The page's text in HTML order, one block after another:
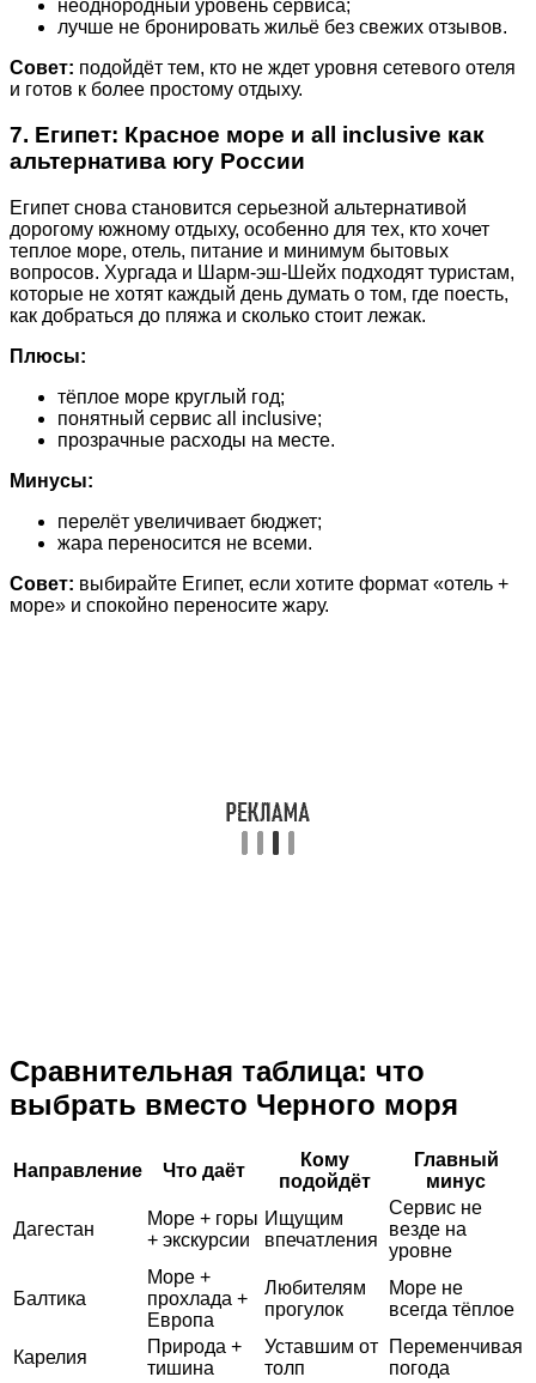
неоднородный уровень сервиса;
лучше не бронировать жильё без свежих отзывов.
Совет: подойдёт тем, кто не ждет уровня сетевого отеля
и готов к более простому отдыху.
7. Египет: Красное море и all inclusive как
альтернатива югу России
Египет снова становится серьезной альтернативой
дорогому южному отдыху, особенно для тех, кто хочет
теплое море, отель, питание и минимум бытовых
вопросов. Хургада и Шарм-эш-Шейх подходят туристам,
которые не хотят каждый день думать о том, где поесть,
как добраться до пляжа и сколько стоит лежак.
Плюсы:
тёплое море круглый год;
понятный сервис all inclusive;
прозрачные расходы на месте.
Минусы:
перелёт увеличивает бюджет;
жара переносится не всеми.
Совет: выбирайте Египет, если хотите формат «отель +
море» и спокойно переносите жару.
Сравнительная таблица: что
выбрать вместо Черного моря
Направление Что даёт
Кому
подойдёт
Главный
минус
Дагестан
Море + горы
+ экскурсии
Ищущим
впечатления
Сервис не
везде на
уровне
Балтика
Море +
прохлада +
Европа
Любителям
прогулок
Море не
всегда тёплое
Карелия
Природа +
тишина
Уставшим от
толп
Переменчивая
погода